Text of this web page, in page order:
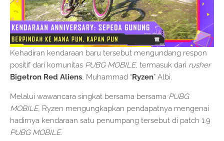
Kehadiran kendaraan baru tersebut mengundang respon
positif dari komunitas PUBG MOBILE, termasuk dari rusher
Bigetron Red Aliens, Muhammad “Ryzen” Albi.
Melalui wawancara singkat bersama bersama PUBG
MOBILE, Ryzen mengungkapkan pendapatnya mengenai
hadirnya kendaraan satu penumpang tersebut di patch 1.9
PUBG MOBILE.